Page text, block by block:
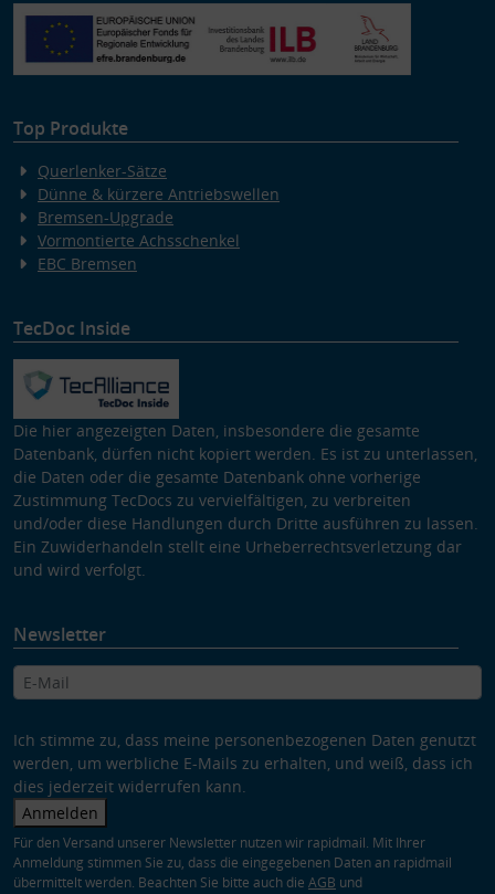
Top Produkte
Querlenker-Sätze
Dünne & kürzere Antriebswellen
Bremsen-Upgrade
Vormontierte Achsschenkel
EBC Bremsen
TecDoc Inside
Die hier angezeigten Daten, insbesondere die gesamte
Datenbank, dürfen nicht kopiert werden. Es ist zu unterlassen,
die Daten oder die gesamte Datenbank ohne vorherige
Zustimmung TecDocs zu vervielfältigen, zu verbreiten
und/oder diese Handlungen durch Dritte ausführen zu lassen.
Ein Zuwiderhandeln stellt eine Urheberrechtsverletzung dar
und wird verfolgt.
Newsletter
Ich stimme zu, dass meine personenbezogenen Daten genutzt
werden, um werbliche E-Mails zu erhalten, und weiß, dass ich
dies jederzeit widerrufen kann.
Anmelden
Für den Versand unserer Newsletter nutzen wir rapidmail. Mit Ihrer
Anmeldung stimmen Sie zu, dass die eingegebenen Daten an rapidmail
übermittelt werden. Beachten Sie bitte auch die AGB und